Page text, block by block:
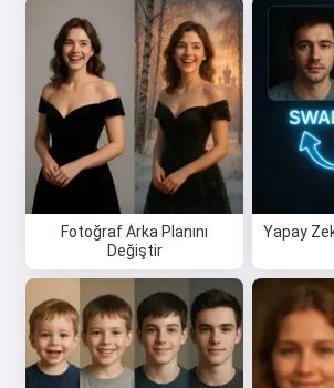
Fotoğraf Arka Planını
Değiştir
Yapay
Merhaba 👋
Şarkılar oluşturabilir,
tebrikler